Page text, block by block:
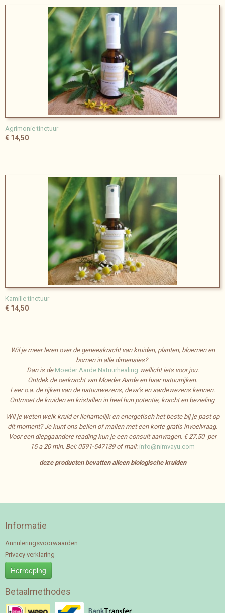
Agrimonie tinctuur
€ 14,50
Kamille tinctuur
€ 14,50
Wil je meer leren over de geneeskracht van kruiden, planten, bloemen en
bomen in alle dimensies?
Dan is de Moeder Aarde Natuurhealing wellicht iets voor jou.
Ontdek de oerkracht van Moeder Aarde en haar natuurrijken.
Leer o.a. de rijken van de natuurwezens, deva’s en aardewezens kennen.
Ontmoet de kruiden en kristallen in heel hun potentie, kracht en bezieling.
Wil je weten welk kruid er lichamelijk en energetisch het beste bij je past op
dit moment? Je kunt ons bellen of mailen met een korte gratis invoelvraag.
Voor een diepgaandere reading kun je een consult aanvragen. € 27,50 per
15 a 20 min. Bel: 0591-547139 of mail: info@nimvayu.com
deze producten bevatten alleen biologische kruiden
Informatie
Annuleringsvoorwaarden
Privacy verklaring
Herroeping
Betaalmethodes